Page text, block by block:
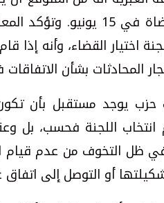
لجنة اختيار القضاة
اختيار القضاء، وأنه إذا
المحادثات بشأن
حزب يوجد مستقبل بأن
انتخاب اللجنة فحسب،
ظل التخوف من عدم قيام
أو التوصل إلى